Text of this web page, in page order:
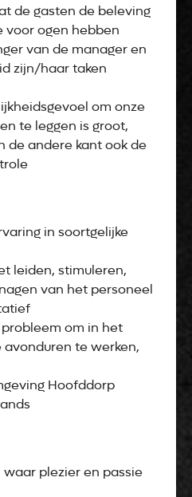
de gasten de beleving
voor ogen hebben
van de manager en
zijn/haar taken
om onze
te leggen is groot,
de andere kant ook de
in soortgelijke
leiden, stimuleren,
van het personeel
om in het
avonduren te werken,
Hoofddorp
waar plezier en passie